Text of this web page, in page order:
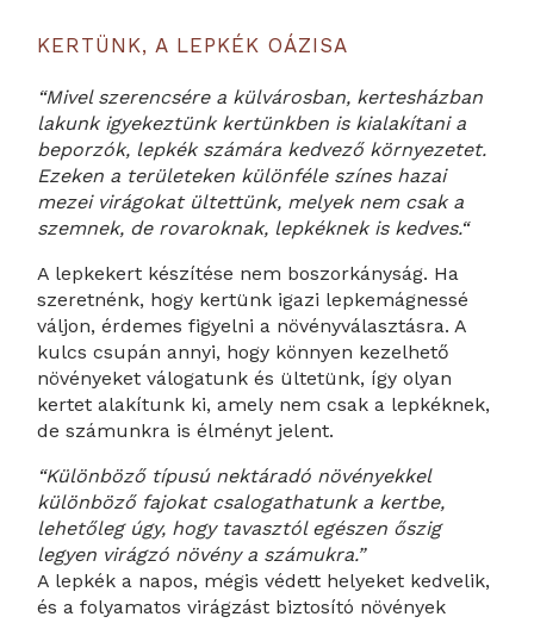
KERTÜNK, A LEPKÉK OÁZISA
“Mivel szerencsére a külvárosban, kertesházban
lakunk igyekeztünk kertünkben is kialakítani a
beporzók, lepkék számára kedvező környezetet.
Ezeken a területeken különféle színes hazai
mezei virágokat ültettünk, melyek nem csak a
szemnek, de rovaroknak, lepkéknek is kedves.“
A lepkekert készítése nem boszorkányság. Ha
szeretnénk, hogy kertünk igazi lepkemágnessé
váljon, érdemes figyelni a növényválasztásra. A
kulcs csupán annyi, hogy könnyen kezelhető
növényeket válogatunk és ültetünk, így olyan
kertet alakítunk ki, amely nem csak a lepkéknek,
de számunkra is élményt jelent.
“Különböző típusú nektáradó növényekkel
különböző fajokat csalogathatunk a kertbe,
lehetőleg úgy, hogy tavasztól egészen őszig
legyen virágzó növény a számukra.”
A lepkék a napos, mégis védett helyeket kedvelik,
és a folyamatos virágzást biztosító növények